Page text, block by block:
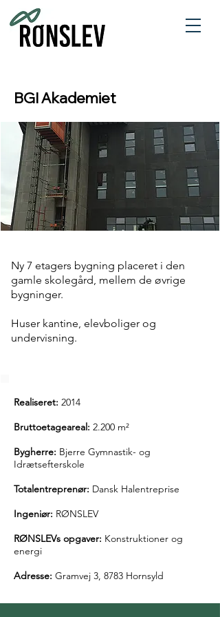
BGI Akademiet
Ny 7 etagers bygning placeret i den
gamle skolegård, mellem de øvrige
bygninger.
Huser kantine, elevboliger og
undervisning.
Realiseret: 2014
Bruttoetageareal: 2.200 m²
Bygherre: Bjerre Gymnastik- og
Idrætsefterskole
Totalentreprenør: Dansk Halentreprise
Ingeniør: RØNSLEV
RØNSLEVs opgaver: Konstruktioner og
energi
Adresse: Gramvej 3, 8783 Hornsyld